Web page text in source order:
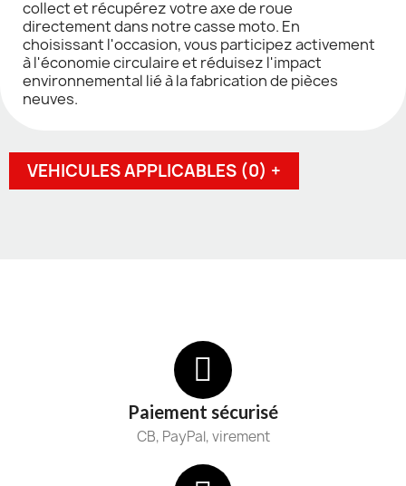
collect et récupérez votre axe de roue
directement dans notre casse moto. En
choisissant l'occasion, vous participez activement
à l'économie circulaire et réduisez l'impact
environnemental lié à la fabrication de pièces
neuves.
VEHICULES APPLICABLES (0) +
Paiement sécurisé
CB, PayPal, virement